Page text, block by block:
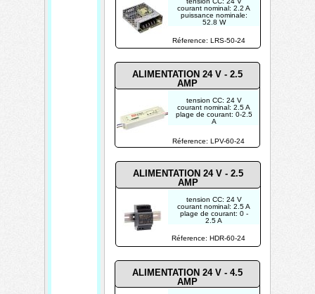
ALIMENTATION 24 V - 2.5
AMP
ALIMENTATION 24 V - 2.5
AMP
ALIMENTATION 24 V - 4.5
AMP
Réference: LRS-50-24
Réference: LPV-60-24
Réference: HDR-60-24
courant nominal: 2.2 A
puissance nominale:
52.8 W
tolérance de tension: ±
1.0 %
INDUSTRIEL
tension CC: 24 V
courant nominal: 2.5 A
plage de courant: 0-2.5
A
tension CC: 24 V
courant nominal: 2.5 A
plage de courant: 0 -
2.5 A
W
POUR USAGE
INDUSTRIEL